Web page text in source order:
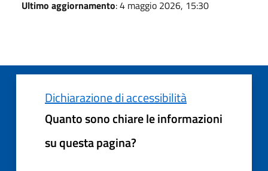
Ultimo aggiornamento: 4 maggio 2026, 15:30
Dichiarazione di accessibilità
Quanto sono chiare le informazioni
su questa pagina?